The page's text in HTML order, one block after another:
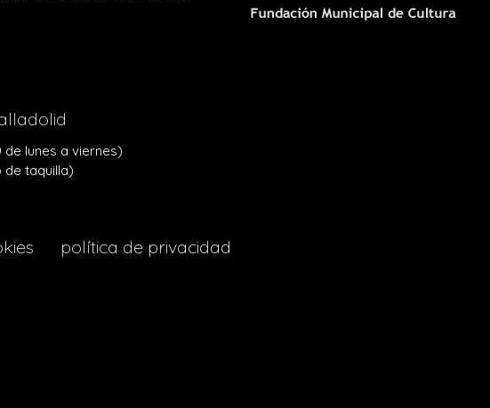
de lunes a viernes)
taquilla)
política de privacidad